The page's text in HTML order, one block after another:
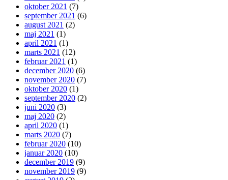
oktober 2021 (7)
september 2021 (6)
august 2021 (2)
maj 2021 (1)
april 2021 (1)
marts 2021 (12)
februar 2021 (1)
december 2020 (6)
november 2020 (7)
oktober 2020 (1)
september 2020 (2)
juni 2020 (3)
maj 2020 (2)
april 2020 (1)
marts 2020 (7)
februar 2020 (10)
januar 2020 (10)
december 2019 (9)
november 2019 (9)